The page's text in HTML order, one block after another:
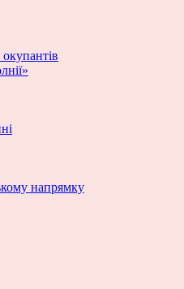
напрямку